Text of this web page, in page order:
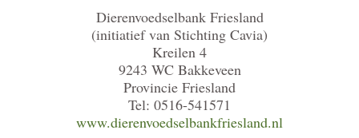
Dierenvoedselbank Friesland
(initiatief van Stichting Cavia)
Kreilen 4
9243 WC Bakkeveen
Provincie Friesland
Tel: 0516-541571
www.dierenvoedselbankfriesland.nl